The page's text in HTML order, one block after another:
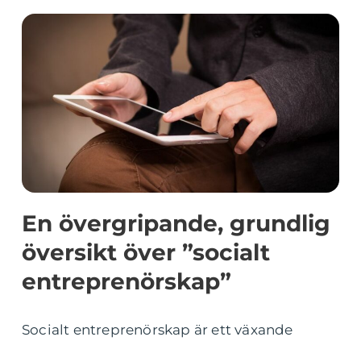
En övergripande, grundlig
översikt över ”socialt
entreprenörskap”
Socialt entreprenörskap är ett växande